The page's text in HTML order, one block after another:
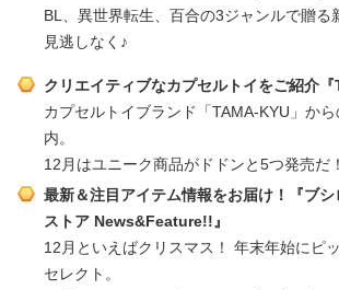
BL、異世界転生、百合の3ジャンルで贈る
見逃しなく♪
クリエイティブなカプセルトイをご紹介『
カプセルトイブランド「TAMA-KYU」か
内。
12月はユニーク商品がドドンと5つ発売だ！
最新＆注目アイテム情報をお届け！『ブ
ストア News&Feature!!』
12月といえばクリスマス！ 年末年始にピ
セレクト。